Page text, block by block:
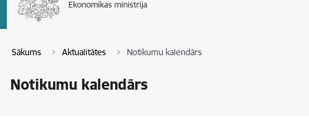
Sākums Aktualitātes Notikumu kalendārs
Notikumu kalendārs